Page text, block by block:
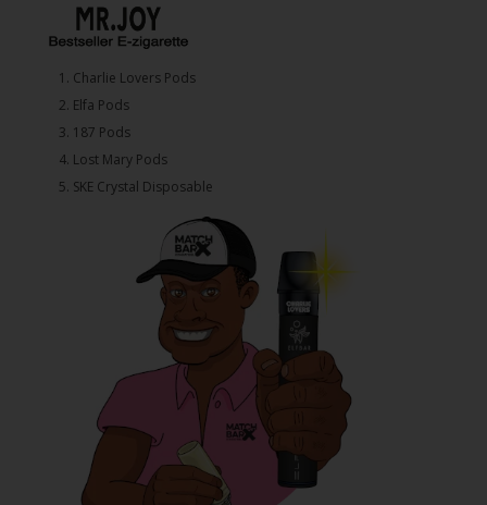
1.⁠ ⁠Charlie Lovers Pods
2.⁠ ⁠⁠Elfa Pods
3.⁠ ⁠⁠187 Pods
4.⁠ ⁠⁠Lost Mary Pods
5.⁠ ⁠⁠SKE Crystal Disposable